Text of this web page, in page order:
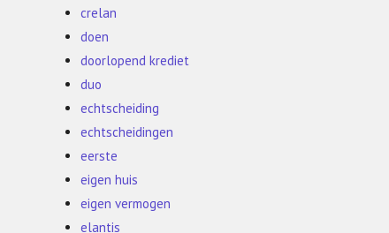
crelan
doen
doorlopend krediet
duo
echtscheiding
echtscheidingen
eerste
eigen huis
eigen vermogen
elantis